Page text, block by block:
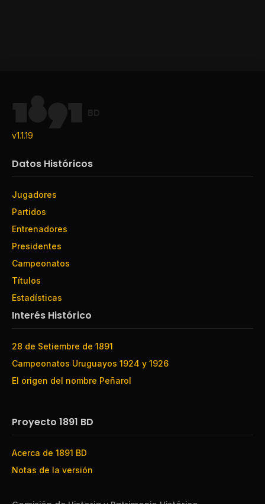
BD
v1.1.19
Datos Históricos
Jugadores
Partidos
Entrenadores
Presidentes
Campeonatos
Títulos
Estadísticas
Interés Histórico
28 de Setiembre de 1891
Campeonatos Uruguayos 1924 y 1926
El origen del nombre Peñarol
Proyecto 1891 BD
Acerca de 1891 BD
Notas de la versión